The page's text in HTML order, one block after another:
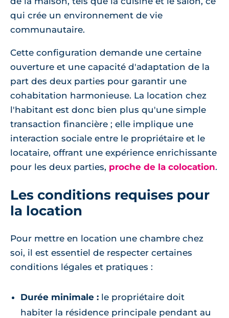
qui crée un environnement de vie
communautaire.
Cette configuration demande une certaine
ouverture et une capacité d'adaptation de la
part des deux parties pour garantir une
cohabitation harmonieuse. La location chez
l'habitant est donc bien plus qu'une simple
transaction financière ; elle implique une
interaction sociale entre le propriétaire et le
locataire, offrant une expérience enrichissante
pour les deux parties, proche de la colocation.
Les conditions requises pour
la location
Pour mettre en location une chambre chez
soi, il est essentiel de respecter certaines
conditions légales et pratiques :
Durée minimale : le propriétaire doit
habiter la résidence principale pendant au